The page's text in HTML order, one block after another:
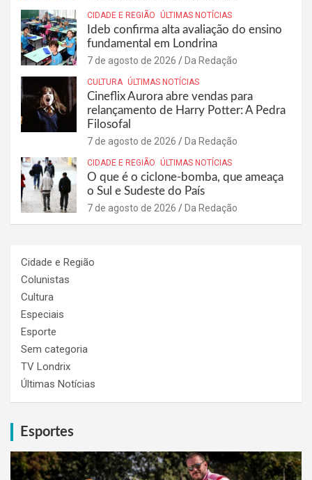
CIDADE E REGIÃO ÚLTIMAS NOTÍCIAS
Ideb confirma alta avaliação do ensino
fundamental em Londrina
7 de agosto de 2026 Da Redação
CULTURA ÚLTIMAS NOTÍCIAS
Cineflix Aurora abre vendas para
relançamento de Harry Potter: A Pedra
Filosofal
7 de agosto de 2026 Da Redação
CIDADE E REGIÃO ÚLTIMAS NOTÍCIAS
O que é o ciclone-bomba, que ameaça
o Sul e Sudeste do País
7 de agosto de 2026 Da Redação
Cidade e Região
Colunistas
Cultura
Especiais
Esporte
Sem categoria
TV Londrix
Últimas Notícias
Esportes